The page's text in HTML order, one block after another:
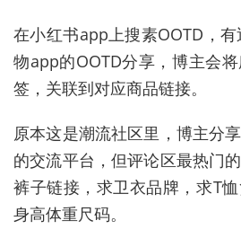
在小红书app上搜素OOTD，
物app的OOTD分享，博主会
签，关联到对应商品链接。
原本这是潮流社区里，博主分
的交流平台，但评论区最热门
裤子链接，求卫衣品牌，求T
身高体重尺码。